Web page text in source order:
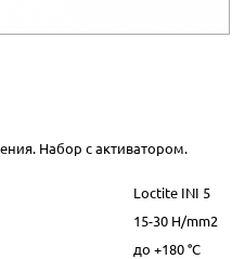
Набор с активатором.
Loctite INI 5
15-30 H/mm2
до +180 °C